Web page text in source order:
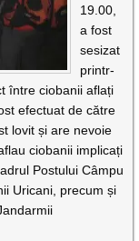
19.00,
a fost
sesizat
printr-
între ciobanii aflați
efectuat de către
lovit și are nevoie
ciobanii implicați
Postului Câmpu
Uricani, precum și